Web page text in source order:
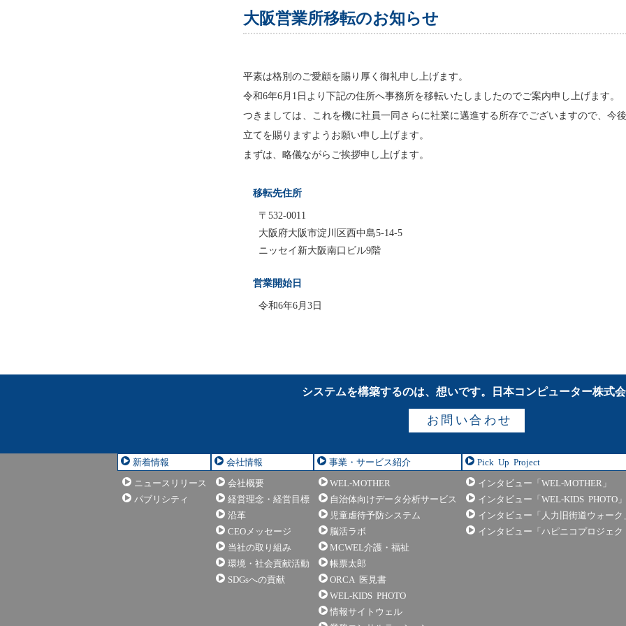
大阪営業所移転のお知らせ
平素は格別のご愛顧を賜り厚く御礼申し上げます。
令和6年6月1日より下記の住所へ事務所を移転いたしましたのでご案内申し上げます。
つきましては、これを機に社員一同さらに社業に邁進する所存でございますので、今
立てを賜りますようお願い申し上げます。
まずは、略儀ながらご挨拶申し上げます。
移転先住所
〒532-0011
大阪府大阪市淀川区西中島5-14-5
ニッセイ新大阪南口ビル9階
営業開始日
令和6年6月3日
システムを構築するのは、想いです。 日本コンピューター株式
お問い合わせ
新着情報
ニュースリリース
パブリシティ
会社情報
会社概要
経営理念・経営目標
沿革
CEOメッセージ
当社の取り組み
環境・社会貢献活動
SDGsへの貢献
事業・サービス紹介
WEL-MOTHER
自治体向けデータ分析サービス
児童虐待予防システム
脳活ラボ
MCWEL介護・福祉
帳票太郎
ORCA 医見書
WEL-KIDS PHOTO
情報サイトウェル
Pick Up Project
インタビュー「WEL-MOTHER」
インタビュー「WEL-KIDS PHOTO
インタビュー「人力旧街道ウォーク
インタビュー「ハピニコプロジェク